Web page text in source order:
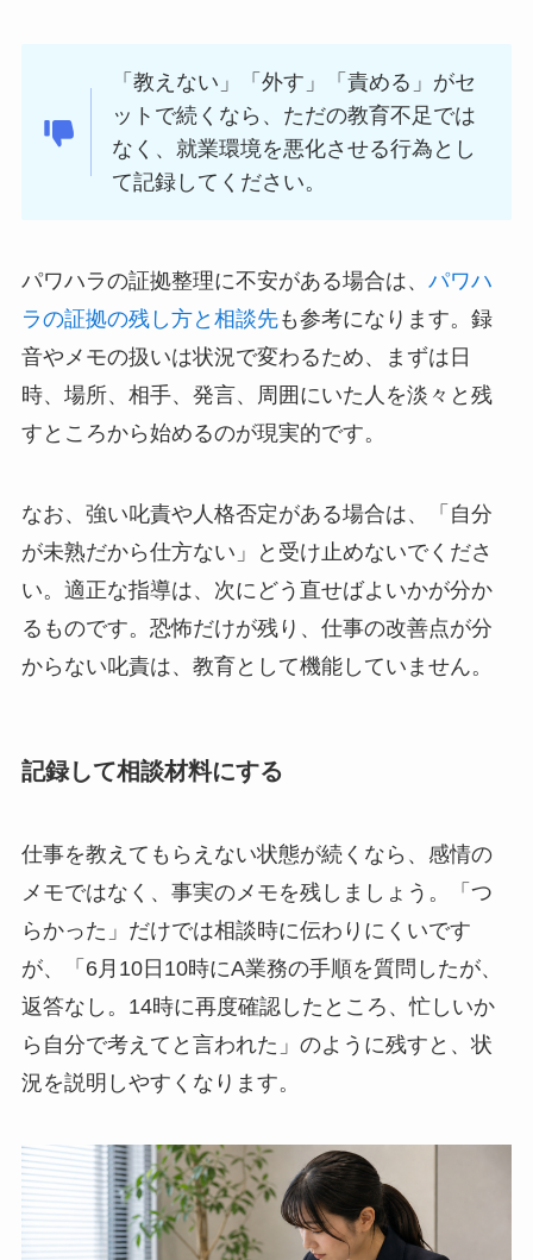
「教えない」「外す」「責める」がセ
ットで続くなら、ただの教育不足では
なく、就業環境を悪化させる行為とし
て記録してください。
パワハラの証拠整理に不安がある場合は、 パワハ
ラの証拠の残し方と相談先も参考になります。録
音やメモの扱いは状況で変わるため、まずは日
時、場所、相手、発言、周囲にいた人を淡々と残
すところから始めるのが現実的です。
なお、強い叱責や人格否定がある場合は、「自分
が未熟だから仕方ない」と受け止めないでくださ
い。適正な指導は、次にどう直せばよいかが分か
るものです。恐怖だけが残り、仕事の改善点が分
からない叱責は、教育として機能していません。
記録して相談材料にする
仕事を教えてもらえない状態が続くなら、感情の
メモではなく、事実のメモを残しましょう。「つ
らかった」だけでは相談時に伝わりにくいです
が、「6月10日10時にA業務の手順を質問したが、
返答なし。14時に再度確認したところ、忙しいか
ら自分で考えてと言われた」のように残すと、状
況を説明しやすくなります。